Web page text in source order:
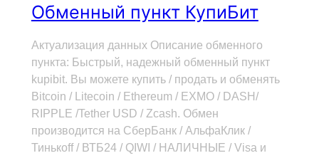
Обменный пункт КупиБит
Актуализация данных Описание обменного
пункта: Быстрый, надежный обменный пункт
kupibit. Вы можете купить / продать и обменять
Bitcoin / Litecoin / Ethereum / EXMO / DASH/
RIPPLE /Tether USD / Zcash. Обмен
производится на СберБанк / АльфаКлик /
Тинькоff / ВТБ24 / QIWI / НАЛИЧНЫЕ / Visa и